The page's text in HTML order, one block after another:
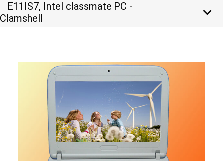
E11IS7, Intel classmate PC -
Clamshell
keyboard_arrow_down